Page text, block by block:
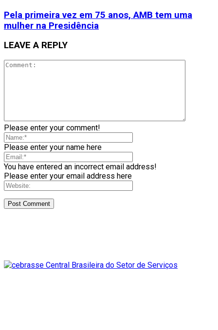
Pela primeira vez em 75 anos, AMB tem uma
mulher na Presidência
LEAVE A REPLY
Please enter your comment!
Please enter your name here
You have entered an incorrect email address!
Please enter your email address here